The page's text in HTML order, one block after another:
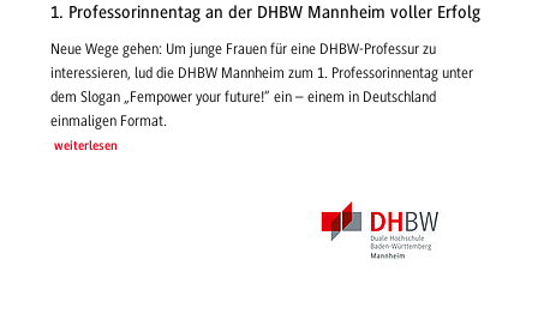
1. Professorinnentag an der DHBW Mannheim voller Erfolg
Neue Wege gehen: Um junge Frauen für eine DHBW-Professur zu
interessieren, lud die DHBW Mannheim zum 1. Professorinnentag unter
dem Slogan „Fempower your future!“ ein – einem in Deutschland
einmaligen Format.
weiterlesen